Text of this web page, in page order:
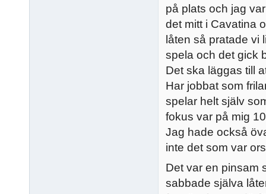
på plats och jag
det mitt i Cavatina
låten så pratade vi
spela och det gick
Det ska läggas till
Har jobbat som
spelar helt själv
fokus var på mig
Jag hade också
inte det som var
Det var en pinsam
sabbade själva